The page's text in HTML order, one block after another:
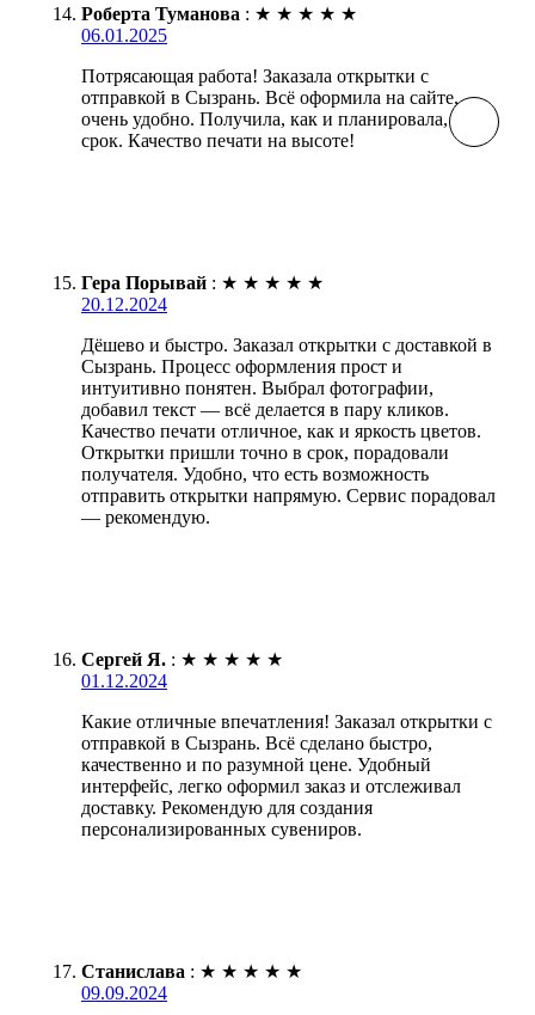
Роберта Туманова : ★ ★ ★ ★ ★
06.01.2025
Потрясающая работа! Заказала открытки с
отправкой в Сызрань. Всё оформила на сайте,
очень удобно. Получила, как и планировала, в
срок. Качество печати на высоте!
Гера Порывай : ★ ★ ★ ★ ★
20.12.2024
Дёшево и быстро. Заказал открытки с доставкой в
Сызрань. Процесс оформления прост и
интуитивно понятен. Выбрал фотографии,
добавил текст — всё делается в пару кликов.
Качество печати отличное, как и яркость цветов.
Открытки пришли точно в срок, порадовали
получателя. Удобно, что есть возможность
отправить открытки напрямую. Сервис порадовал
— рекомендую.
Сергей Я. : ★ ★ ★ ★ ★
01.12.2024
Какие отличные впечатления! Заказал открытки с
отправкой в Сызрань. Всё сделано быстро,
качественно и по разумной цене. Удобный
интерфейс, легко оформил заказ и отслеживал
доставку. Рекомендую для создания
персонализированных сувениров.
Станислава : ★ ★ ★ ★ ★
09.09.2024